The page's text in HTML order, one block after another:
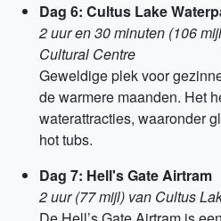
Dag 6: Cultus Lake
2 uur en 30 minuten (106
Cultural Centre
Geweldige plek voor
de warmere maanden. Het
waterattracties, waaronder
hot tubs.
Dag 7: Hell's Gate Airtram
2 uur (77 mijl) van Cultus